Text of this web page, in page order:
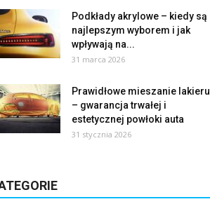
Podkłady akrylowe – kiedy są
najlepszym wyborem i jak
wpływają na...
31 marca 2026
Prawidłowe mieszanie lakieru
– gwarancja trwałej i
estetycznej powłoki auta
31 stycznia 2026